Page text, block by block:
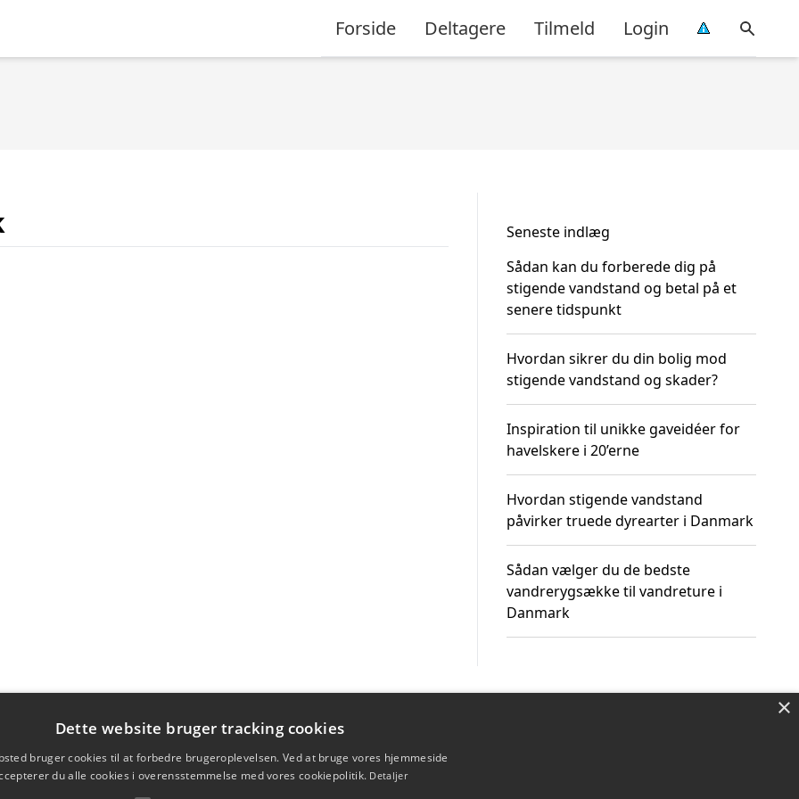
Forside Deltagere Tilmeld Login
Seneste indlæg
Sådan kan du forberede dig på
stigende vandstand og betal på et
senere tidspunkt
Hvordan sikrer du din bolig mod
stigende vandstand og skader?
Inspiration til unikke gaveidéer for
havelskere i 20’erne
Hvordan stigende vandstand
påvirker truede dyrearter i Danmark
Sådan vælger du de bedste
vandrerygsække til vandreture i
Danmark
×
Dette website bruger tracking cookies
bruger cookies til at forbedre brugeroplevelsen. Ved at bruge vores hjemmeside
du alle cookies i overensstemmelse med vores cookiepolitik. Detaljer